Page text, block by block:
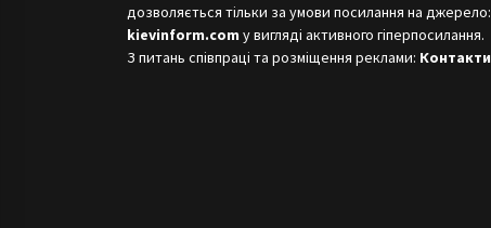
дозволяється тільки за умови посилання на джерело:
kievinform.com у вигляді активного гіперпосилання.
З питань співпраці та розміщення реклами: Контакти